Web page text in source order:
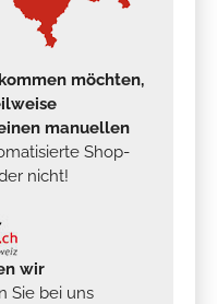
möchten,
manuellen
Shop-
nicht!
wir
Sie bei uns